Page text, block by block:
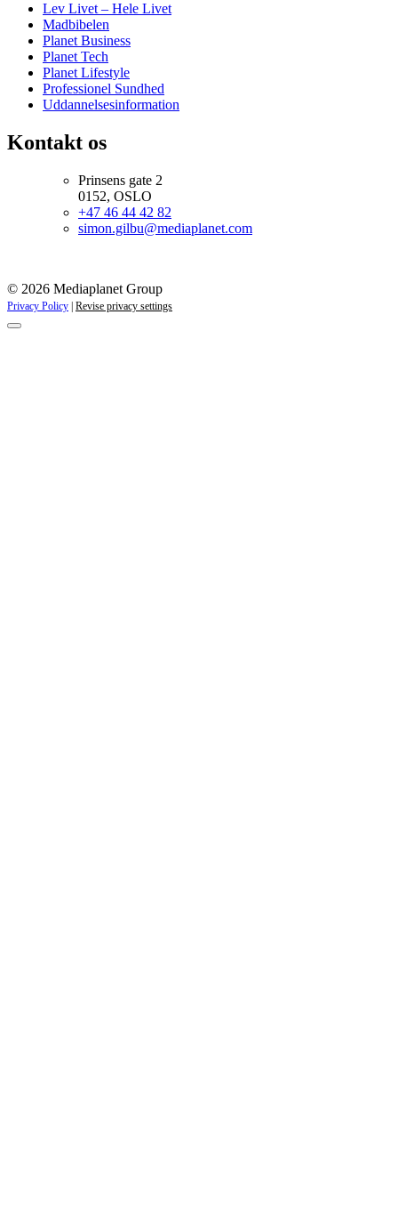
Lev Livet – Hele Livet
Madbibelen
Planet Business
Planet Tech
Planet Lifestyle
Professionel Sundhed
Uddannelsesinformation
Kontakt os
Prinsens gate 2
0152, OSLO
+47 46 44 42 82
simon.gilbu@mediaplanet.com
© 2026 Mediaplanet Group
Privacy Policy Revise privacy settings